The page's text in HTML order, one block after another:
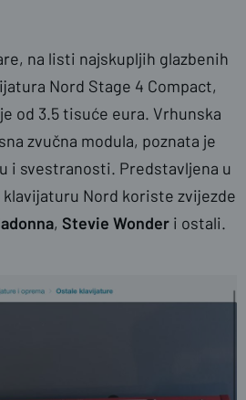
na listi najskupljih glazbenih
Nord Stage 4 Compact,
od 3.5 tisuće eura. Vrhunska
zvučna modula, poznata je
i svestranosti. Predstavljena u
Nord koriste zvijezde
, Stevie Wonder i ostali.